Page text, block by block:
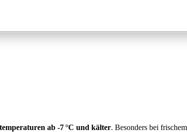
ab -7 °C und kälter. Besonders bei